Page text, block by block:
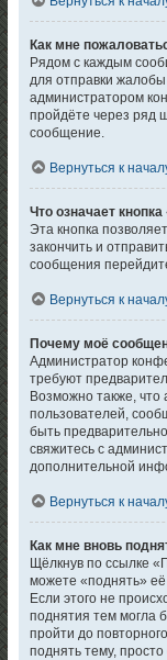
Как мне
Рядом с каждым
для отправки
администратором
пройдёте через ряд
сообщение.
Вернуться к
Что означает
Эта кнопка
закончить и
сообщения
Вернуться к
Почему моё
Администратор
требуют
Возможно также, что
пользователей,
быть
свяжитесь с
дополнительной
Вернуться к
Как мне вновь
Щёлкнув по ссылке
можете «поднять»
Если этого не
поднятия тем могла
пройти до
поднять тему,